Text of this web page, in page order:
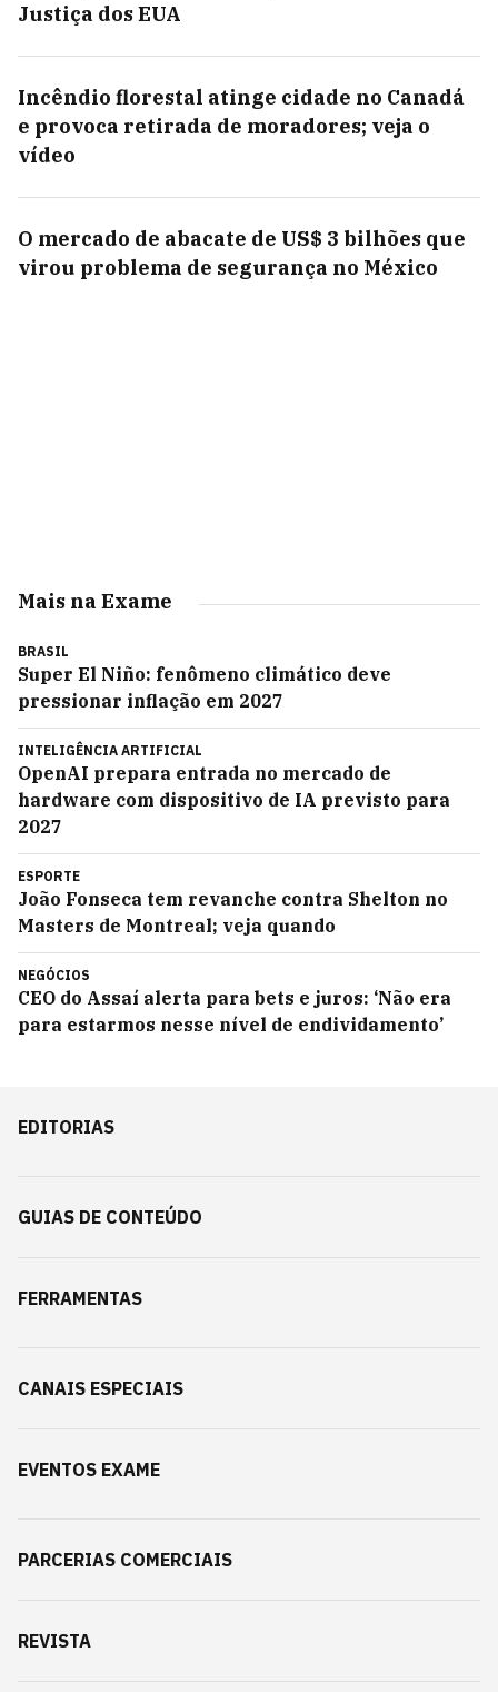
Justiça dos EUA
Incêndio florestal atinge cidade no Canadá
e provoca retirada de moradores; veja o
vídeo
O mercado de abacate de US$ 3 bilhões que
virou problema de segurança no México
Mais na Exame
BRASIL
Super El Niño: fenômeno climático deve
pressionar inflação em 2027
INTELIGÊNCIA ARTIFICIAL
OpenAI prepara entrada no mercado de
hardware com dispositivo de IA previsto para
2027
ESPORTE
João Fonseca tem revanche contra Shelton no
Masters de Montreal; veja quando
NEGÓCIOS
CEO do Assaí alerta para bets e juros: ‘Não era
para estarmos nesse nível de endividamento’
EDITORIAS
GUIAS DE CONTEÚDO
FERRAMENTAS
CANAIS ESPECIAIS
EVENTOS EXAME
PARCERIAS COMERCIAIS
REVISTA